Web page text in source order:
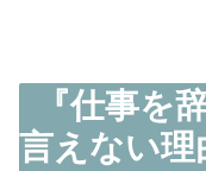
『仕事を
言えない理